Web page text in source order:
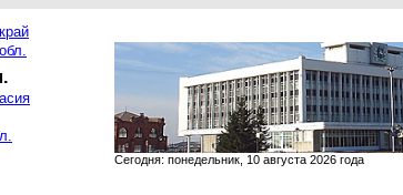
Сегодня: понедельник, 10 августа 2026 года